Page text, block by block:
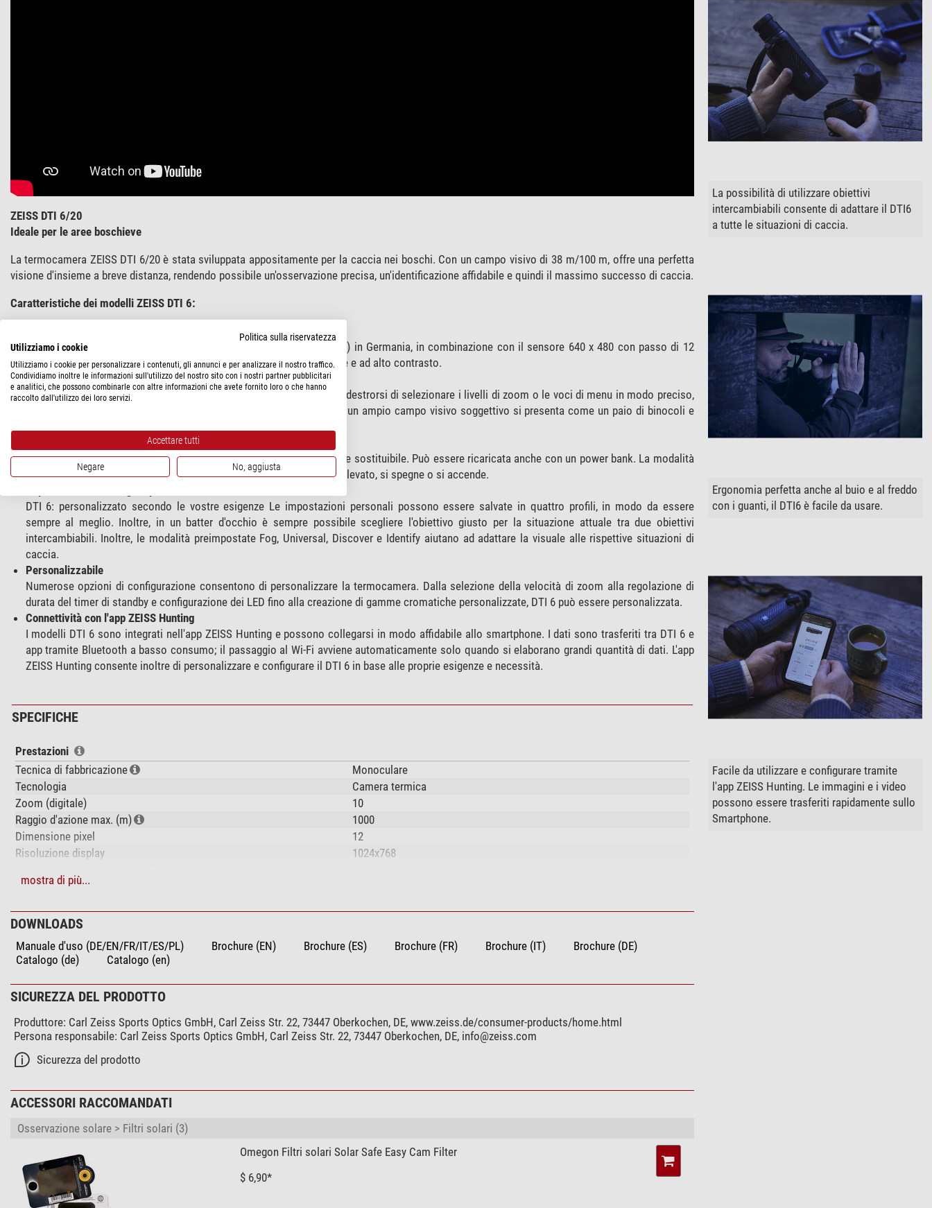
ZEISS DTI 6/20
Ideale per le aree boschieve
La termocamera ZEISS DTI 6/20 è stata sviluppata appositamente per la caccia nei boschi. Con un campo visivo di 38 m/100 m, offre una perfetta
visione d'insieme a breve distanza, rendendo possibile un'osservazione precisa, un'identificazione affidabile e quindi il massimo successo di caccia.
Caratteristiche dei modelli ZEISS DTI 6:
L'innovativo algoritmo di elaborazione delle immagini di ZEISS (ZSIP) in Germania, in combinazione con il sensore 640 x 480 con passo di 12
micron e il display AMOLED HD 1024 x 768, offre immagini dettagliate e ad alto contrasto.
Ergonomia senza eguali
La rotella di scorrimento di nuova concezione consente a mancini e destrorsi di selezionare i livelli di zoom o le voci di menu in modo preciso,
anche in situazioni di stress e con i guanti. Lo speciale oculare con un ampio campo visivo soggettivo si presenta come un paio di binocoli e
La batteria del DTI 6 consente 6,5 ore di osservazione ed è facilmente sostituibile. Può essere ricaricata anche con un power bank. La modalità
standby è attivata senza contatto – se il DTI 6 viene appoggiato o sollevato, si spegne o si accende.
DTI 6: personalizzato secondo le vostre esigenze Le impostazioni personali possono essere salvate in quattro profili, in modo da essere
sempre al meglio. Inoltre, in un batter d'occhio è sempre possibile scegliere l'obiettivo giusto per la situazione attuale tra due obiettivi
intercambiabili. Inoltre, le modalità preimpostate Fog, Universal, Discover e Identify aiutano ad adattare la visuale alle rispettive situazioni di
caccia.
Personalizzabile
Numerose opzioni di configurazione consentono di personalizzare la termocamera. Dalla selezione della velocità di zoom alla regolazione di
durata del timer di standby e configurazione dei LED fino alla creazione di gamme cromatiche personalizzate, DTI 6 può essere personalizzata.
Connettività con l'app ZEISS Hunting
I modelli DTI 6 sono integrati nell'app ZEISS Hunting e possono collegarsi in modo affidabile allo smartphone. I dati sono trasferiti tra DTI 6 e
app tramite Bluetooth a basso consumo; il passaggio al Wi-Fi avviene automaticamente solo quando si elaborano grandi quantità di dati. L'app
ZEISS Hunting consente inoltre di personalizzare e configurare il DTI 6 in base alle proprie esigenze e necessità.
SPECIFICHE
Prestazioni
Tecnica di fabbricazione
Monoculare
Tecnologia
Camera termica
Zoom (digitale)
10
Raggio d'azione max. (m)
1000
Dimensione pixel
12
Risoluzione display
1024x768
Frequenza rotazione immagine (Hz)
Durata della batteria (h)
Obiettivo (termico)
20mm f/1.0
Ingrandimento (termico)
Particolarità
Immagine digitale
si
Uscita video
si
Porta testa
Protezione sovraesposizione
Anti-spruzzo
WiFi
no
Campo visivo
Campo visivo reale (°)
mostra di più...
DOWNLOADS
Manuale d'uso (DE/EN/FR/IT/ES/PL) Brochure (EN) Brochure (ES) Brochure (FR) Brochure (IT)
Brochure (DE)
Catalogo (de)
Catalogo (en)
SICUREZZA DEL PRODOTTO
Produttore: Carl Zeiss Sports Optics GmbH, Carl Zeiss Str. 22, 73447 Oberkochen, DE, www.zeiss.de/consumer-products/home.html
Persona responsabile: Carl Zeiss Sports Optics GmbH, Carl Zeiss Str. 22, 73447 Oberkochen, DE, info@zeiss.com
Sicurezza del prodotto
ACCESSORI RACCOMANDATI
Osservazione solare > Filtri solari (3)
Omegon Filtri solari Solar Safe Easy Cam Filter
$ 6,90*
La possibilità di utilizzare obiettivi
intercambiabili consente di adattare il DTI6
a tutte le situazioni di caccia.
Ergonomia perfetta anche al buio e al freddo
con i guanti, il DTI6 è facile da usare.
Facile da utilizzare e configurare tramite
l'app ZEISS Hunting. Le immagini e i video
possono essere trasferiti rapidamente sullo
Smartphone.
Politica sulla riservatezza
Utilizziamo i cookie
Utilizziamo i cookie per personalizzare i contenuti, gli annunci e per analizzare il nostro traffico.
Condividiamo inoltre le informazioni sull'utilizzo del nostro sito con i nostri partner pubblicitari
e analitici, che possono combinarle con altre informazioni che avete fornito loro o che hanno
raccolto dall'utilizzo dei loro servizi.
Accettare tutti
Negare No, aggiusta